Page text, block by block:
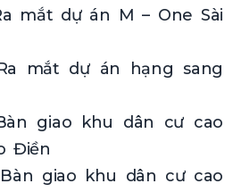
mắt dự án M – One Sài
mắt dự án hạng sang
giao khu dân cư cao
Điền
giao khu dân cư cao